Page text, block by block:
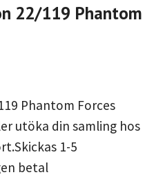
22/119 Phantom
Phantom Forces
utöka din samling hos
1-5
betal